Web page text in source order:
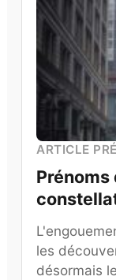
ARTICLE
les
désormais